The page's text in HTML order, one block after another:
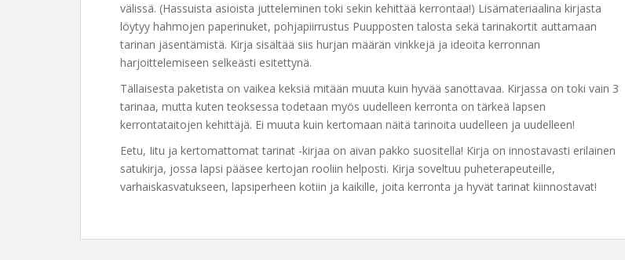
välissä. (Hassuista asioista jutteleminen toki sekin kehittää kerrontaa!) Lisämateriaalina kirjasta
löytyy hahmojen paperinuket, pohjapiirrustus Puupposten talosta sekä tarinakortit auttamaan
tarinan jäsentämistä. Kirja sisältää siis hurjan määrän vinkkejä ja ideoita kerronnan
harjoittelemiseen selkeästi esitettynä.
Tällaisesta paketista on vaikea keksiä mitään muuta kuin hyvää sanottavaa. Kirjassa on toki vain 3
tarinaa, mutta kuten teoksessa todetaan myös uudelleen kerronta on tärkeä lapsen
kerrontataitojen kehittäjä. Ei muuta kuin kertomaan näitä tarinoita uudelleen ja uudelleen!
Eetu, Iitu ja kertomattomat tarinat -kirjaa on aivan pakko suositella! Kirja on innostavasti erilainen
satukirja, jossa lapsi pääsee kertojan rooliin helposti. Kirja soveltuu puheterapeuteille,
varhaiskasvatukseen, lapsiperheen kotiin ja kaikille, joita kerronta ja hyvät tarinat kiinnostavat!